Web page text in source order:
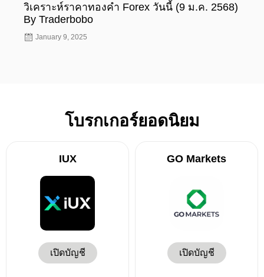
วิเคราะห์ราคาทองคำ Forex วันนี้ (9 ม.ค. 2568)
By Traderbobo
January 9, 2025
โบรกเกอร์ยอดนิยม
IUX
เปิดบัญชี
GO Markets
เปิดบัญชี